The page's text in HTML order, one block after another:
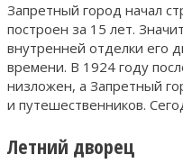
Запретный город начал
построен за 15 лет.
внутренней отделки его
времени. В 1924 году
низложен, а Запретный
и путешественников.
Летний дворец